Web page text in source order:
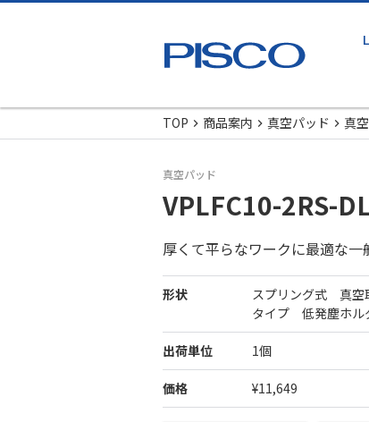
TOP
商品案内 真空パッド 真
真空パッド
VPLFC10-2RS-
厚くて平らなワークに最適な一
形状
スプリング式 真
タイプ 低発塵ホル
出荷単位 1個
価格 ¥11,649